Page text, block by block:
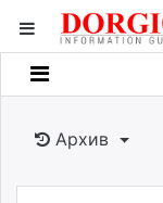
Мэдээллийн
Банк санхүү
Бизнес ААН
Архив